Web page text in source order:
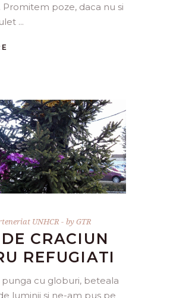
Promitem poze, daca nu si
UNHCR byGTR
CRACIUN
REFUGIATI
cu globuri, beteala
luminii si ne-am pus pe